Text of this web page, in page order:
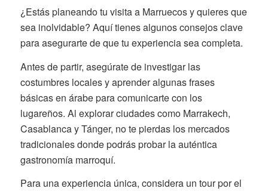
¿Estás planeando tu visita a Marruecos y quieres que
sea inolvidable? Aquí tienes algunos consejos clave
para asegurarte de que tu experiencia sea completa.
Antes de partir, asegúrate de investigar las
costumbres locales y aprender algunas frases
básicas en árabe para comunicarte con los
lugareños. Al explorar ciudades como Marrakech,
Casablanca y Tánger, no te pierdas los mercados
tradicionales donde podrás probar la auténtica
gastronomía marroquí.
Para una experiencia única, considera un tour por el